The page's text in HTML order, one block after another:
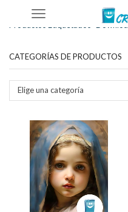
Tienda
Productos Etiquetados
CATEGORÍAS DE PRODUCTOS
Elige una categoría